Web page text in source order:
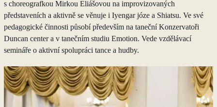
s choreografkou Mirkou Eliášovou na improvizovaných
představeních a aktivně se věnuje i Iyengar józe a Shiatsu. Ve své
pedagogické činnosti působí především na taneční Konzervatoři
Duncan center a v tanečním studiu Emotion. Vede vzdělávací
semináře o aktivní spolupráci tance a hudby.